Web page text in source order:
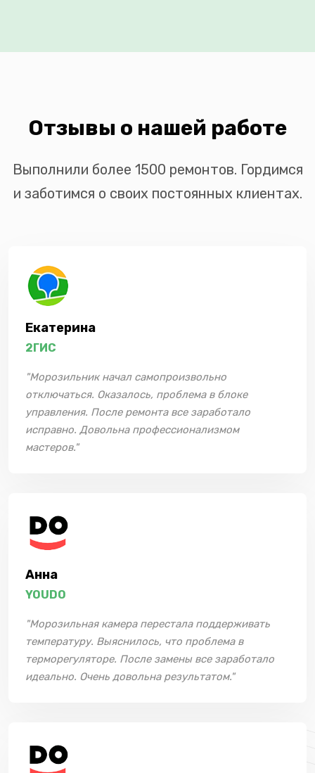
Отзывы о нашей работе
Выполнили более 1500 ремонтов. Гордимся
и заботимся о своих постоянных клиентах.
Екатерина
2ГИС
"Морозильник начал самопроизвольно
отключаться. Оказалось, проблема в блоке
управления. После ремонта все заработало
исправно. Довольна профессионализмом
мастеров."
Анна
YOUDO
"Морозильная камера перестала поддерживать
температуру. Выяснилось, что проблема в
терморегуляторе. После замены все заработало
идеально. Очень довольна результатом."